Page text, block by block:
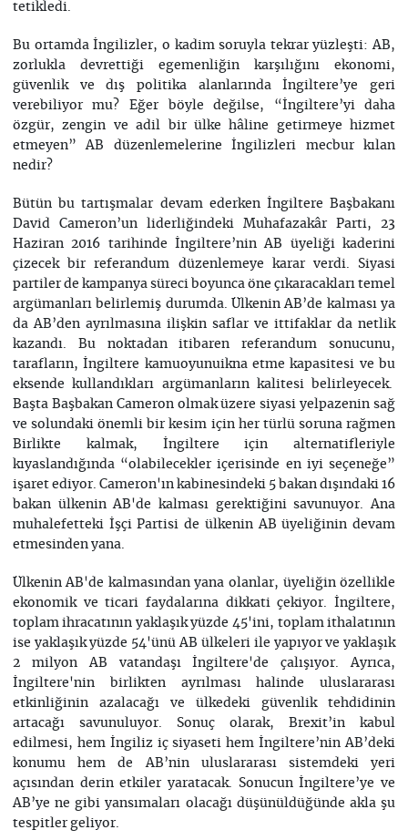
tetikledi.
Bu ortamda İngilizler, o kadim soruyla tekrar yüzleşti: AB,
zorlukla devrettiği egemenliğin karşılığını ekonomi,
güvenlik ve dış politika alanlarında İngiltere’ye geri
verebiliyor mu? Eğer böyle değilse, “İngiltere’yi daha
özgür, zengin ve adil bir ülke hâline getirmeye hizmet
etmeyen” AB düzenlemelerine İngilizleri mecbur kılan
nedir?
Bütün bu tartışmalar devam ederken İngiltere Başbakanı
David Cameron’un liderliğindeki Muhafazakâr Parti, 23
Haziran 2016 tarihinde İngiltere’nin AB üyeliği kaderini
çizecek bir referandum düzenlemeye karar verdi. Siyasi
partiler de kampanya süreci boyunca öne çıkaracakları temel
argümanları belirlemiş durumda. Ülkenin AB’de kalması ya
da AB’den ayrılmasına ilişkin saflar ve ittifaklar da netlik
kazandı. Bu noktadan itibaren referandum sonucunu,
tarafların, İngiltere kamuoyunuikna etme kapasitesi ve bu
eksende kullandıkları argümanların kalitesi belirleyecek.
Başta Başbakan Cameron olmak üzere siyasi yelpazenin sağ
ve solundaki önemli bir kesim için her türlü soruna rağmen
Birlikte kalmak, İngiltere için alternatifleriyle
kıyaslandığında “olabilecekler içerisinde en iyi seçeneğe”
işaret ediyor. Cameron'ın kabinesindeki 5 bakan dışındaki 16
bakan ülkenin AB'de kalması gerektiğini savunuyor. Ana
muhalefetteki İşçi Partisi de ülkenin AB üyeliğinin devam
etmesinden yana.
Ülkenin AB'de kalmasından yana olanlar, üyeliğin özellikle
ekonomik ve ticari faydalarına dikkati çekiyor. İngiltere,
toplam ihracatının yaklaşık yüzde 45'ini, toplam ithalatının
ise yaklaşık yüzde 54'ünü AB ülkeleri ile yapıyor ve yaklaşık
2 milyon AB vatandaşı İngiltere'de çalışıyor. Ayrıca,
İngiltere'nin birlikten ayrılması halinde uluslararası
etkinliğinin azalacağı ve ülkedeki güvenlik tehdidinin
artacağı savunuluyor. Sonuç olarak, Brexit’in kabul
edilmesi, hem İngiliz iç siyaseti hem İngiltere’nin AB’deki
konumu hem de AB’nin uluslararası sistemdeki yeri
açısından derin etkiler yaratacak. Sonucun İngiltere’ye ve
AB’ye ne gibi yansımaları olacağı düşünüldüğünde akla şu
tespitler geliyor.